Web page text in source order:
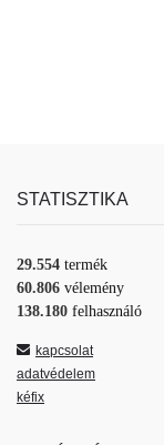
STATISZTIKA
29.554 termék
60.806 vélemény
138.180 felhasználó
kapcsolat
adatvédelem
kéfix